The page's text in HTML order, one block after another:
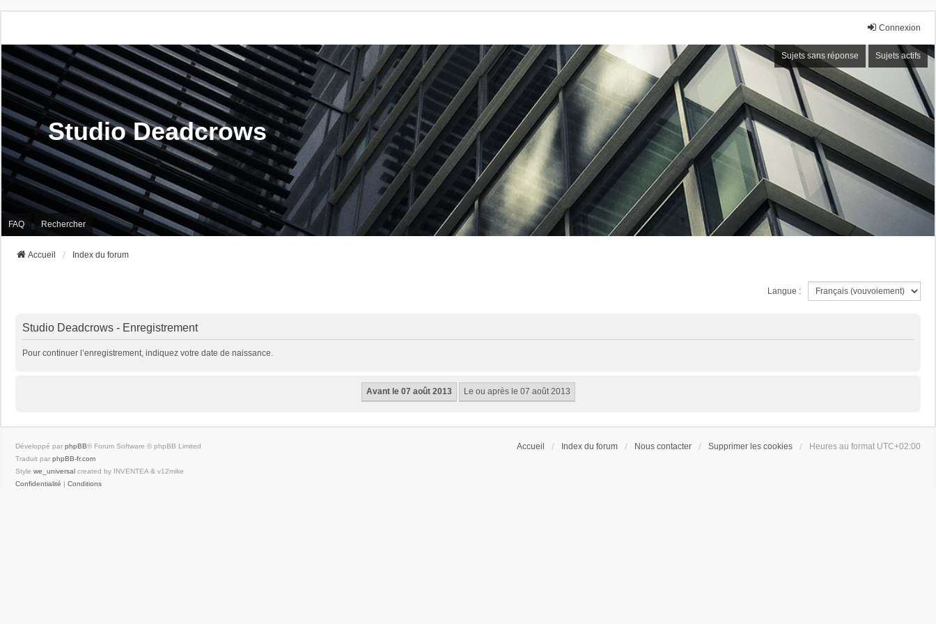
Connexion
Sujets sans réponse Sujets actifs
Studio Deadcrows
FAQ Rechercher
Accueil Index du forum
Langue :
Studio Deadcrows - Enregistrement
Pour continuer l’enregistrement, indiquez votre date de naissance.
Accueil Index du forum Nous contacter Supprimer les cookies Heures au format UTC+02:00
Développé par phpBB® Forum Software © phpBB Limited
Traduit par phpBB-fr.com
Style we_universal created by INVENTEA & v12mike
Confidentialité | Conditions